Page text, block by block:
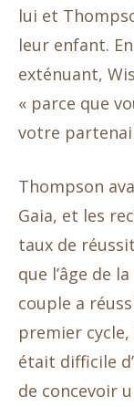
lui et
leur enfant.
exténuant,
« parce que
votre
Thompson
Gaia, et les
taux de
que l’âge de
couple a
premier
était difficile
de concevoir